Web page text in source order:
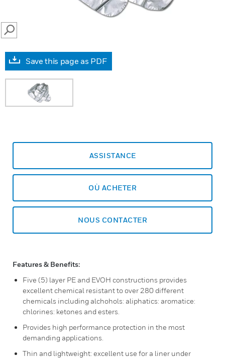
SEARCH
Save this page as PDF
ASSISTANCE
OÙ ACHETER
NOUS CONTACTER
Features & Benefits:
Five (5) layer PE and EVOH constructions provides
excellent chemical resistant to over 280 different
chemicals including alchohols: aliphatics: aromatice:
chlorines: ketones and esters.
Provides high performance protection in the most
demanding applications.
Thin and lightweight: excellent use for a liner under